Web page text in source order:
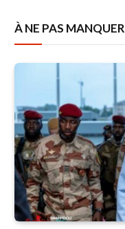
À NE PAS MANQUER